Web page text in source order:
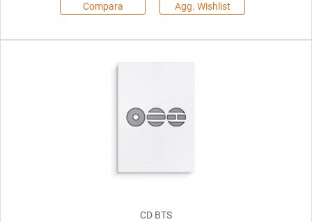
Compara Agg. Wishlist
CD BTS